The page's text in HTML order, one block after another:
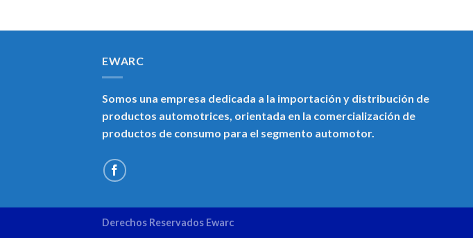
EWARC
Somos una empresa dedicada a la importación y distribución de
productos automotrices, orientada en la comercialización de
productos de consumo para el segmento automotor.
Derechos Reservados Ewarc